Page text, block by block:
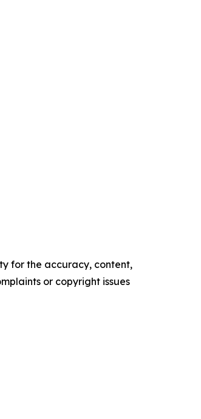
for the accuracy, content,
or copyright issues